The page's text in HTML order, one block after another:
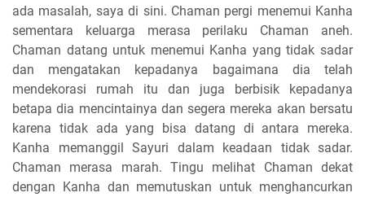
ada masalah, saya di sini. Chaman pergi menemui Kanha
sementara keluarga merasa perilaku Chaman aneh.
Chaman datang untuk menemui Kanha yang tidak sadar
dan mengatakan kepadanya bagaimana dia telah
mendekorasi rumah itu dan juga berbisik kepadanya
betapa dia mencintainya dan segera mereka akan bersatu
karena tidak ada yang bisa datang di antara mereka.
Kanha memanggil Sayuri dalam keadaan tidak sadar.
Chaman merasa marah. Tingu melihat Chaman dekat
dengan Kanha dan memutuskan untuk menghancurkan